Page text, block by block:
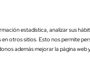
exterior: 15 x 25
estadística, analizar sus
otros sitios. Esto nos permite
además mejorar la página web